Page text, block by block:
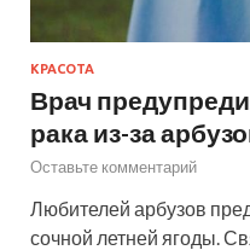
КРАСОТА
Врач
рака из-за
Оставьте комментарий
Любителей арбузов
сочной летней ягоды.